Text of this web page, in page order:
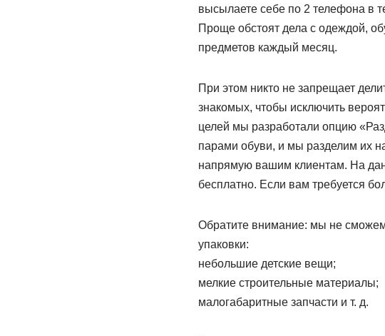
высылаете себе по 2 телефона в
Проще обстоят дела с одеждой,
предметов каждый месяц.
При этом никто не запрещает
знакомых, чтобы исключить
целей мы разработали опцию
парами обуви, и мы разделим их
напрямую вашим клиентам. На
бесплатно. Если вам требуется
Обратите внимание: мы не сможем
упаковки:
небольшие детские вещи;
мелкие строительные материалы;
малогабаритные запчасти и т. д.